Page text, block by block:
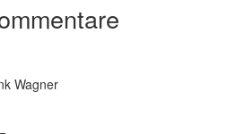
Wagner